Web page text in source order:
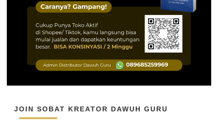
JOIN SOBAT KREATOR DAWUH GURU